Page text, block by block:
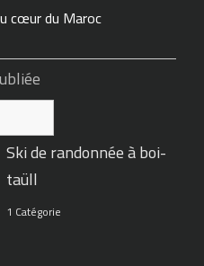
cœur du Maroc
Ski de randonnée à boi-
taüll
1 Catégorie